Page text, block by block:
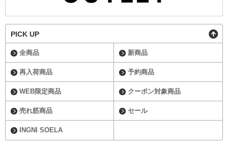
PICK UP
全商品 新商品
再入荷商品 予約商品
WEB限定商品 クーポン対象商品
売れ筋商品 セール
INGNI SOELA